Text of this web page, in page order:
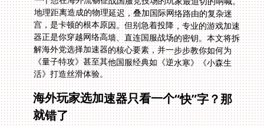
活》打造丝滑体验。
海外玩家选加速器只看一个“快”字？那
就错了